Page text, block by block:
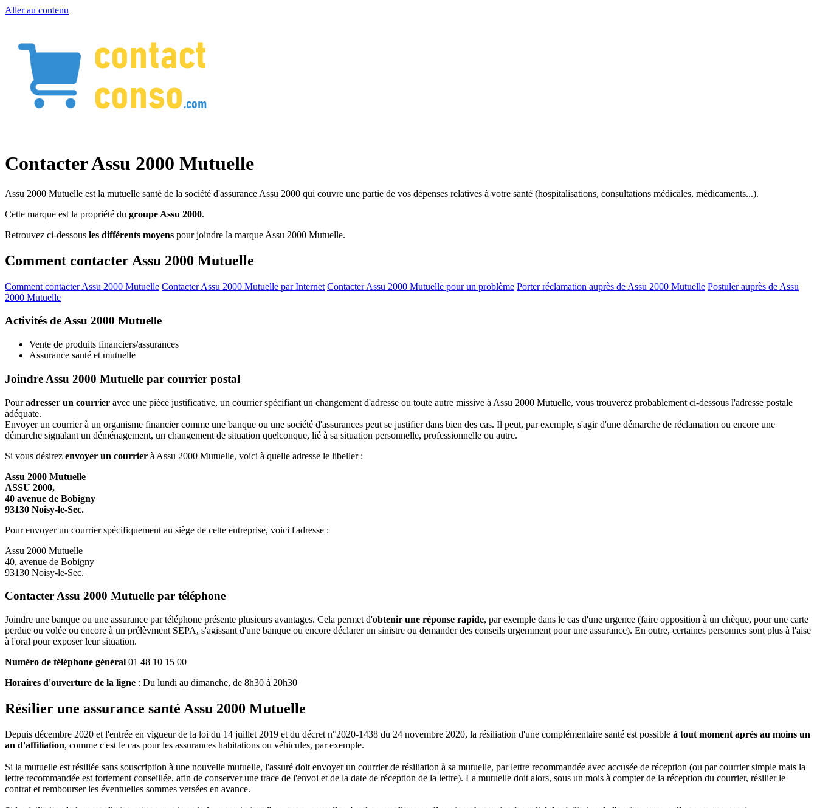
Aller au contenu
Contacter Assu 2000 Mutuelle
Assu 2000 Mutuelle est la mutuelle santé de la société d'assurance Assu 2000 qui couvre une partie de vos dépenses relatives à votre santé (hospitalisations, consultations médicales, médicaments...).
Cette marque est la propriété du groupe Assu 2000.
Retrouvez ci-dessous les différents moyens pour joindre la marque Assu 2000 Mutuelle.
Comment contacter Assu 2000 Mutuelle
Comment contacter Assu 2000 Mutuelle Contacter Assu 2000 Mutuelle par Internet Contacter Assu 2000 Mutuelle pour un problème Porter réclamation auprès de Assu 2000 Mutuelle Postuler auprès de Assu
2000 Mutuelle
Activités de Assu 2000 Mutuelle
Vente de produits financiers/assurances
Assurance santé et mutuelle
Joindre Assu 2000 Mutuelle par courrier postal
Pouradresser un courrier avec une pièce justificative, un courrier spécifiant un changement d'adresse ou toute autre missive à Assu 2000 Mutuelle, vous trouverez probablement ci-dessous l'adresse postale
adéquate.
Envoyer un courrier à un organisme financier comme une banque ou une société d'assurances peut se justifier dans bien des cas. Il peut, par exemple, s'agir d'une démarche de réclamation ou encore une
démarche signalant un déménagement, un changement de situation quelconque, lié à sa situation personnelle, professionnelle ou autre.
Si vous désirez envoyer un courrier à Assu 2000 Mutuelle, voici à quelle adresse le libeller :
Assu 2000 Mutuelle
ASSU 2000,
40 avenue de Bobigny
93130 Noisy-le-Sec.
Pour envoyer un courrier spécifiquement au siège de cette entreprise, voici l'adresse :
Assu 2000 Mutuelle
40, avenue de Bobigny
93130 Noisy-le-Sec.
Contacter Assu 2000 Mutuelle par téléphone
Joindre une banque ou une assurance par téléphone présente plusieurs avantages. Cela permet d'obtenir une réponse rapide, par exemple dans le cas d'une urgence (faire opposition à un chèque, pour une carte
perdue ou volée ou encore à un prélèvment SEPA, s'agissant d'une banque ou encore déclarer un sinistre ou demander des conseils urgemment pour une assurance). En outre, certaines personnes sont plus à l'aise
à l'oral pour exposer leur situation.
Numéro de téléphone général 01 48 10 15 00
Horaires d'ouverture de la ligne : Du lundi au dimanche, de 8h30 à 20h30
Résilier une assurance santé Assu 2000 Mutuelle
Depuis décembre 2020 et l'entrée en vigueur de la loi du 14 juillet 2019 et du décret n°2020-1438 du 24 novembre 2020, la résiliation d'une complémentaire santé est possible à tout moment après au moins un
an d'affiliation, comme c'est le cas pour les assurances habitations ou véhicules, par exemple.
Si la mutuelle est résiliée sans souscription à une nouvelle mutuelle, l'assuré doit envoyer un courrier de résiliation à sa mutuelle, par lettre recommandée avec accusée de réception (ou par courrier simple mais la
lettre recommandée est fortement conseillée, afin de conserver une trace de l'envoi et de la date de réception de la lettre). La mutuelle doit alors, sous un mois à compter de la réception du courrier, résilier le
contrat et rembourser les éventuelles sommes versées en avance.